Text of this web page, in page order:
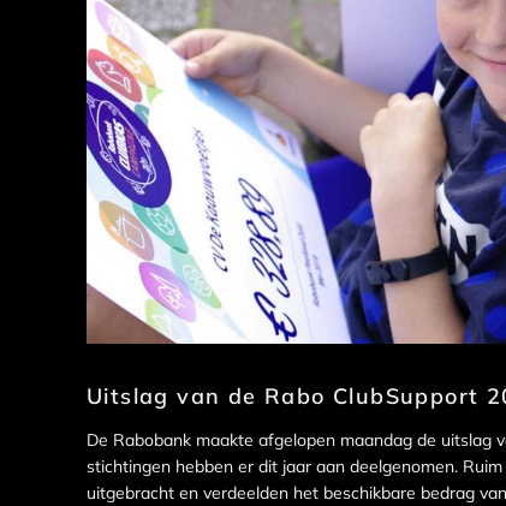
Uitslag van de Rabo ClubSupport
De Rabobank maakte afgelopen maandag de uitslag
stichtingen hebben er dit jaar aan deelgenomen.
uitgebracht en verdeelden het beschikbare bedrag